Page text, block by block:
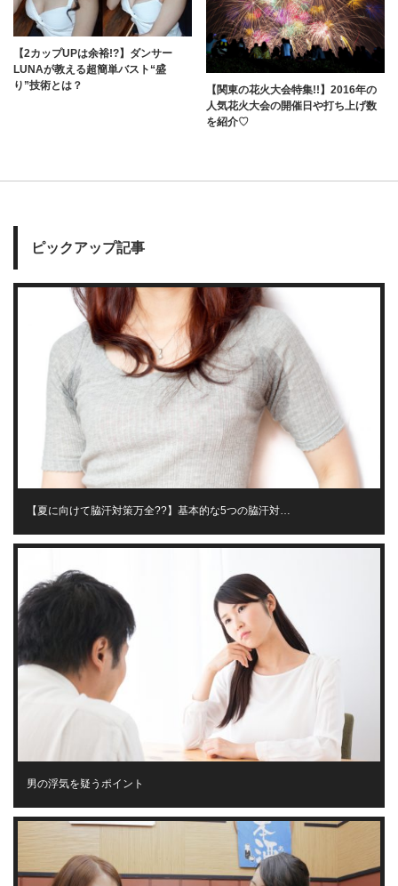
【2カップUPは余裕!?】ダンサー
LUNAが教える超簡単バスト“盛
り”技術とは？
【関東の花火大会特集!!】2016年の
人気花火大会の開催日や打ち上げ数
を紹介♡
ピックアップ記事
【夏に向けて脇汗対策万全??】基本的な5つの脇汗対…
男の浮気を疑うポイント